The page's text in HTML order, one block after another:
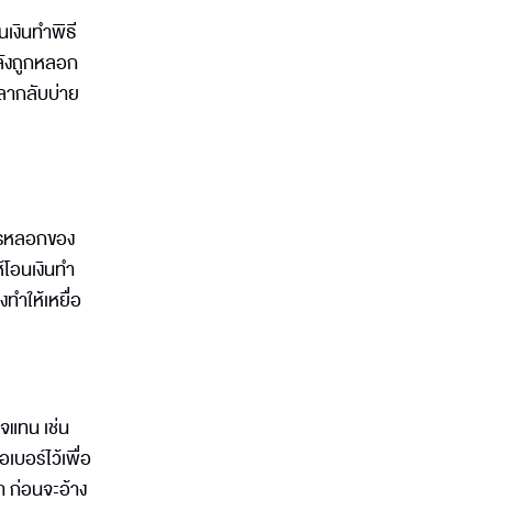
งินทำพิธี
งถูกหลอก
ากลับบ่าย
ลอกของ
อนเงินทำ
ำให้เหยื่อ
แทน เช่น
บอร์ไว้เพื่อ
ก่อนจะอ้าง